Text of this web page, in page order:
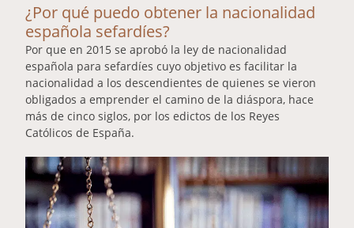
¿Por qué puedo obtener la nacionalidad
española sefardíes?
Por que en 2015 se aprobó la ley de nacionalidad
española para sefardíes cuyo objetivo es facilitar la
nacionalidad a los descendientes de quienes se vieron
obligados a emprender el camino de la diáspora, hace
más de cinco siglos, por los edictos de los Reyes
Católicos de España.